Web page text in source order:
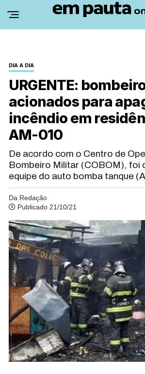
DIA A DIA
URGENTE:
acionados para
incêndio em
AM-010
De acordo com o Centro de
Bombeiro Militar (COBOM), foi
equipe do auto bomba tanque
Da Redação
Publicado 21/10/21